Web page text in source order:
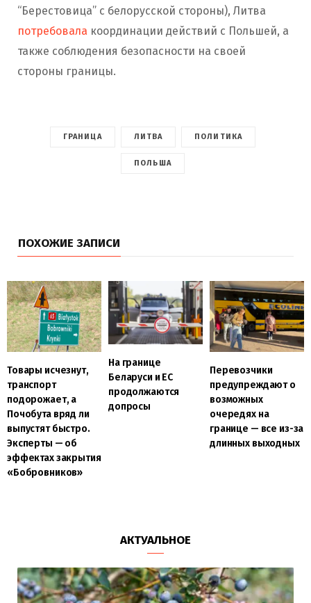
“Берестовица” с белорусской стороны), Литва
потребовала координации действий с Польшей, а
также соблюдения безопасности на своей
стороны границы.
ГРАНИЦА ЛИТВА ПОЛИТИКА
ПОЛЬША
ПОХОЖИЕ ЗАПИСИ
Товары исчезнут,
транспорт
подорожает, а
Почобута вряд ли
выпустят быстро.
Эксперты — об
эффектах закрытия
«Бобровников»
На границе
Беларуси и ЕС
продолжаются
допросы
Перевозчики
предупреждают о
возможных
очередях на
границе — все из-за
длинных выходных
АКТУАЛЬНОЕ